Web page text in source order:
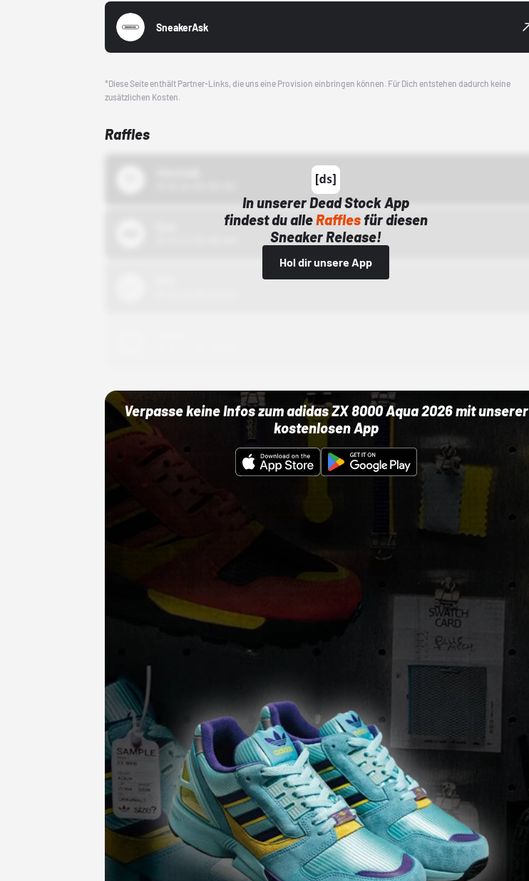
SneakerAsk
*Diese Seite enthält Partner-Links, die uns eine Provision einbringen können. Für Dich entstehen dadurch keine
zusätzlichen Kosten.
Raffles
In unserer Dead Stock App
findest du alleRaffles für diesen
Sneaker Release!
Hol dir unsere App
Verpasse keine Infos zum adidas ZX 8000 Aqua 2026 mit unserer
kostenlosen App